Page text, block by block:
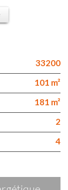
33200
101 m²
181 m²
2
4